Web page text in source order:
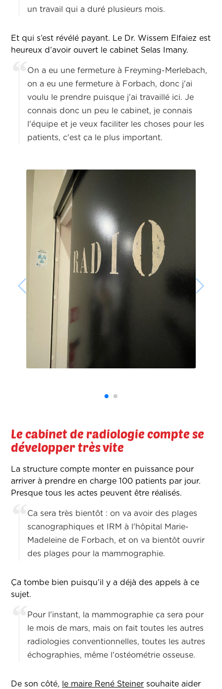
un travail qui a duré plusieurs mois.
Et qui s’est révélé payant. Le Dr. Wissem Elfaiez est
heureux d’avoir ouvert le cabinet Selas Imany.
On a eu une fermeture à Freyming-Merlebach,
on a eu une fermeture à Forbach, donc j'ai
voulu le prendre puisque j'ai travaillé ici. Je
connais donc un peu le cabinet, je connais
l'équipe et je veux faciliter les choses pour les
patients, c'est ça le plus important.
Le cabinet de radiologie compte se
développer très vite
La structure compte monter en puissance pour
arriver à prendre en charge 100 patients par jour.
Presque tous les actes peuvent être réalisés.
Ca sera très bientôt : on va avoir des plages
scanographiques et IRM à l'hôpital Marie-
Madeleine de Forbach, et on va bientôt ouvrir
des plages pour la mammographie.
Ça tombe bien puisqu’il y a déjà des appels à ce
sujet.
Pour l'instant, la mammographie ça sera pour
le mois de mars, mais on fait toutes les autres
radiologies conventionnelles, toutes les autres
échographies, même l'ostéométrie osseuse.
De son côté, le maire René Steiner souhaite aider